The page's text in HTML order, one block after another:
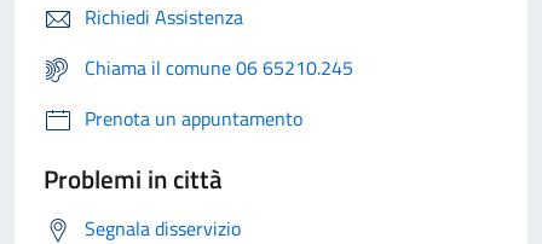
Richiedi Assistenza
Chiama il comune 06 65210.245
Prenota un appuntamento
Problemi in città
Segnala disservizio